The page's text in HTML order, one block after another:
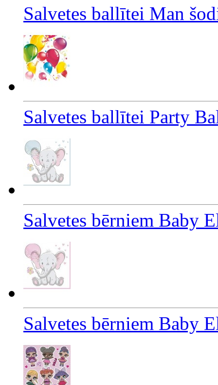
Salvetes ballītei Man
Salvetes ballītei Party
Salvetes bērniem Baby
Salvetes bērniem Baby